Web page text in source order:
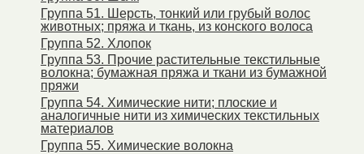
Группа 51. Шерсть, тонкий или грубый волос
животных; пряжа и ткань, из конского волоса
Группа 52. Хлопок
Группа 53. Прочие растительные текстильные
волокна; бумажная пряжа и ткани из бумажной
пряжи
Группа 54. Химические нити; плоские и
аналогичные нити из химических текстильных
материалов
Группа 55. Химические волокна